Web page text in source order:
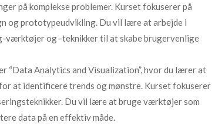
på komplekse problemer. Kurset fokuserer på
og prototypeudvikling. Du vil lære at arbejde i
værktøjer og -teknikker til at skabe brugervenlige
“Data Analytics and Visualization”, hvor du lærer at
at identificere trends og mønstre. Kurset fokuserer
Du vil lære at bruge værktøjer som
data på en effektiv måde.